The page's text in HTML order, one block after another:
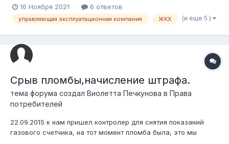
СИТУАЦИЯ: В многоквартирном ЖК на первых двух этажах
коридорного типа (паркинг и первый этаж) сдаются в
16 Ноября 2021 6 ответов
управляющая эксплуатационная компания ЖКХ (и еще 5 )
Срыв пломбы,начисление штрафа.
тема форума создал Виолетта Печкунова в Права
потребителей
22.09.2015 к нам пришел контролер для снятия показаний
газового счетчика, на тот момент пломба была, это мы